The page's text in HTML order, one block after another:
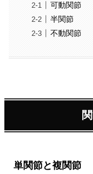
可動関節
半関節
不動関節
単関節と複関節